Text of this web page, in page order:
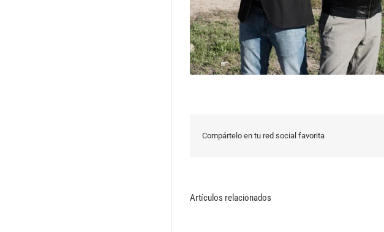
Compártelo en tu red social favorita
Artículos relacionados